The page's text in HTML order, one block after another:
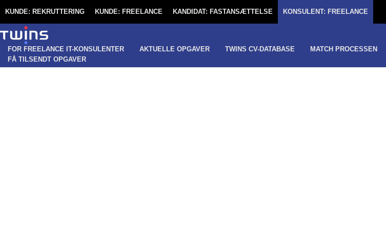
KUNDE: REKRUTTERING KUNDE: FREELANCE KANDIDAT: FASTANSÆTTELSE KONSULENT: FREELANCE
FOR FREELANCE IT-KONSULENTER AKTUELLE OPGAVER TWINS CV-DATABASE MATCH PROCESSEN
FÅ TILSENDT OPGAVER